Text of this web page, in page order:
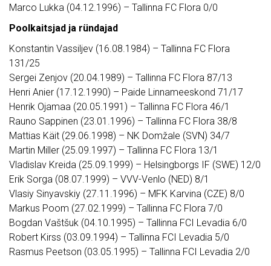
Marco Lukka (04.12.1996) – Tallinna FC Flora 0/0
Poolkaitsjad ja ründajad
Konstantin Vassiljev (16.08.1984) – Tallinna FC Flora
131/25
Sergei Zenjov (20.04.1989) – Tallinna FC Flora 87/13
Henri Anier (17.12.1990) – Paide Linnameeskond 71/17
Henrik Ojamaa (20.05.1991) – Tallinna FC Flora 46/1
Rauno Sappinen (23.01.1996) – Tallinna FC Flora 38/8
Mattias Käit (29.06.1998) – NK Domžale (SVN) 34/7
Martin Miller (25.09.1997) – Tallinna FC Flora 13/1
Vladislav Kreida (25.09.1999) – Helsingborgs IF (SWE) 12/0
Erik Sorga (08.07.1999) – VVV-Venlo (NED) 8/1
Vlasiy Sinyavskiy (27.11.1996) – MFK Karvina (CZE) 8/0
Markus Poom (27.02.1999) – Tallinna FC Flora 7/0
Bogdan Vaštšuk (04.10.1995) – Tallinna FCI Levadia 6/0
Robert Kirss (03.09.1994) – Tallinna FCI Levadia 5/0
Rasmus Peetson (03.05.1995) – Tallinna FCI Levadia 2/0